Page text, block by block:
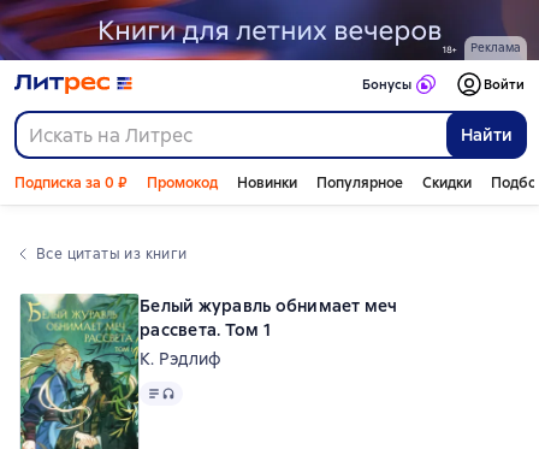
Реклама
Найти
Бонусы Войти
Подписка за 0 ₽ Промокод Новинки Популярное Скидки
Все цитаты из книги
Белый журавль обнимает меч
рассвета. Том 1
К. Рэдлиф
Текст